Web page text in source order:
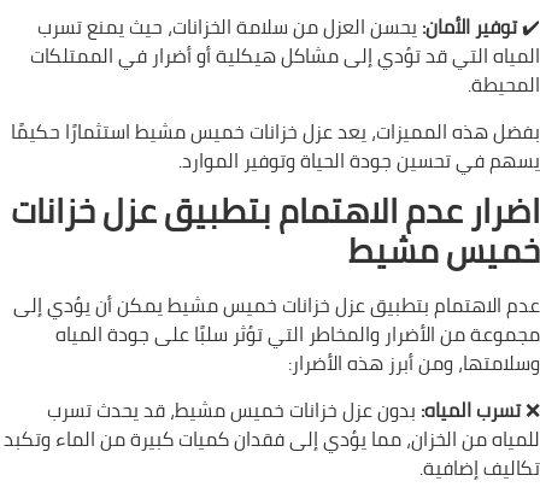
✔️توفير الأمان:يحسن العزل من سلامة الخزانات، حيث يمنع تسرب
المياه التي قد تؤدي إلى مشاكل هيكلية أو أضرار في الممتلكات
المحيطة.
بفضل هذه المميزات، يعد عزل خزانات خميس مشيط استثمارًا حكيمًا
يسهم في تحسين جودة الحياة وتوفير الموارد.
اضرار عدم الاهتمام بتطبيق عزل خزانات
خميس مشيط
عدم الاهتمام بتطبيق عزل خزانات خميس مشيط يمكن أن يؤدي إلى
مجموعة من الأضرار والمخاطر التي تؤثر سلبًا على جودة المياه
وسلامتها، ومن أبرز هذه الأضرار:
❌تسرب المياه: بدون عزل خزانات خميس مشيط، قد يحدث تسرب
للمياه من الخزان، مما يؤدي إلى فقدان كميات كبيرة من الماء وتكبد
تكاليف إضافية.